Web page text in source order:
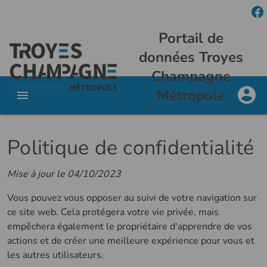
Portail de
données Troyes
Champagne
Métropole
Politique de confidentialité
Mise à jour le 04/10/2023
Vous pouvez vous opposer au suivi de votre navigation sur
ce site web. Cela protégera votre vie privée, mais
empêchera également le propriétaire d'apprendre de vos
actions et de créer une meilleure expérience pour vous et
les autres utilisateurs.